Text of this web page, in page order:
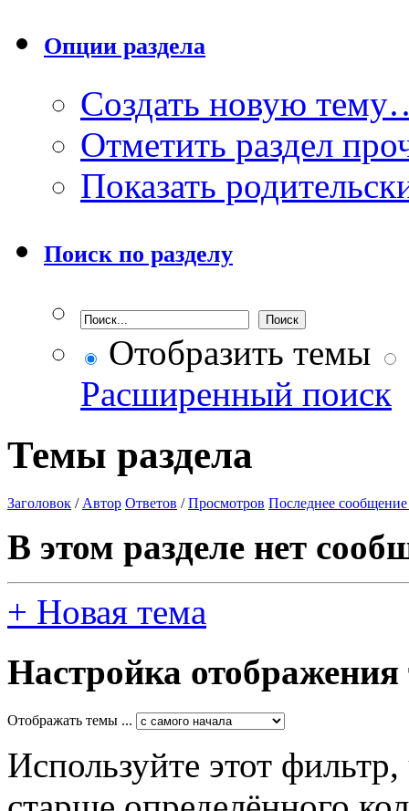
Опции раздела
Создать новую
Отметить раздел
Показать
Поиск по разделу
Отобразить темы
Расширенный поиск
Темы раздела
Заголовок / Автор Ответов /Просмотров Последнее сообщение
В этом разделе нет
+ Новая тема
Настройка отображения
Отображать темы ...
Используйте этот